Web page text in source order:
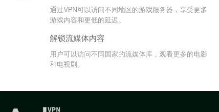
通过VPN可以访问不同地区的游戏服务器，享受更多
游戏内容和更低的延迟。
解锁流媒体内容
用户可以访问不同国家的流媒体库，观看更多的电影
和电视剧。